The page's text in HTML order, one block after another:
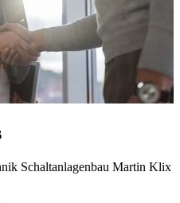
Schaltanlagenbau Martin Klix